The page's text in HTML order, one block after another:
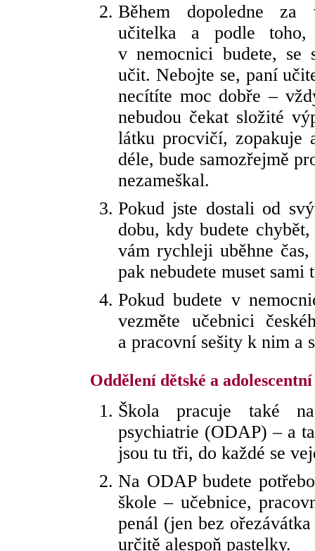
Během dopoledne za
učitelka a podle
v nemocnici budete, se
učit. Nebojte se, paní
necítíte moc dobře –
nebudou čekat složité
látku procvičí, zopakuje
déle, bude samozřejmě
nezameškal.
Pokud jste dostali od
dobu, kdy budete
vám rychleji uběhne
pak nebudete muset sami
Pokud budete v
vezměte učebnici
a pracovní sešity k nim a
Oddělení dětské a
Škola pracuje také
psychiatrie (ODAP) – a
jsou tu tři, do každé se
Na ODAP budete
škole – učebnice,
penál (jen bez
určitě alespoň pastelky.